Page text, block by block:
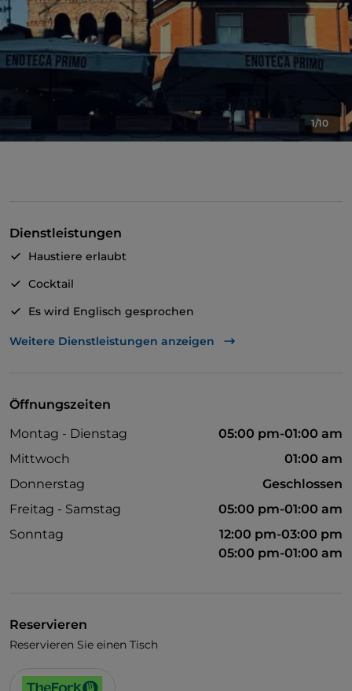
1/10
Dienstleistungen
Haustiere erlaubt
Cocktail
Es wird Englisch gesprochen
Es wird Spanisch gesprochen
Weitere Dienstleistungen anzeigen
Öffnungszeiten
Montag - Dienstag
05:00 pm-01:00 am
Mittwoch
01:00 am
Donnerstag
Geschlossen
Freitag - Samstag
05:00 pm-01:00 am
Sonntag
12:00 pm-03:00 pm
05:00 pm-01:00 am
Reservieren
Reservieren Sie einen Tisch